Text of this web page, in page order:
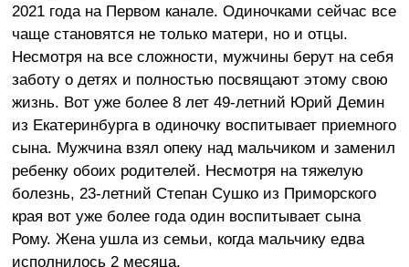
2021 года на Первом канале. Одиночками сейчас все
чаще становятся не только матери, но и отцы.
Несмотря на все сложности, мужчины берут на себя
заботу о детях и полностью посвящают этому свою
жизнь. Вот уже более 8 лет 49-летний Юрий Демин
из Екатеринбурга в одиночку воспитывает приемного
сына. Мужчина взял опеку над мальчиком и заменил
ребенку обоих родителей. Несмотря на тяжелую
болезнь, 23-летний Степан Сушко из Приморского
края вот уже более года один воспитывает сына
Рому. Жена ушла из семьи, когда мальчику едва
исполнилось 2 месяца.